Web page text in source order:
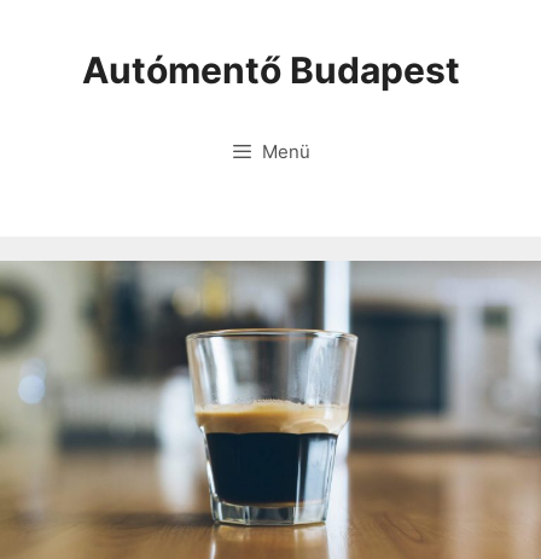
Autómentő Budapest
Menü